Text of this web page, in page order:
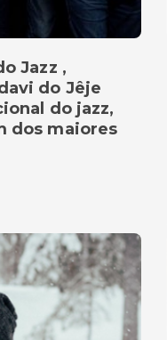
Jazz ,
do Jêje
do jazz,
dos maiores